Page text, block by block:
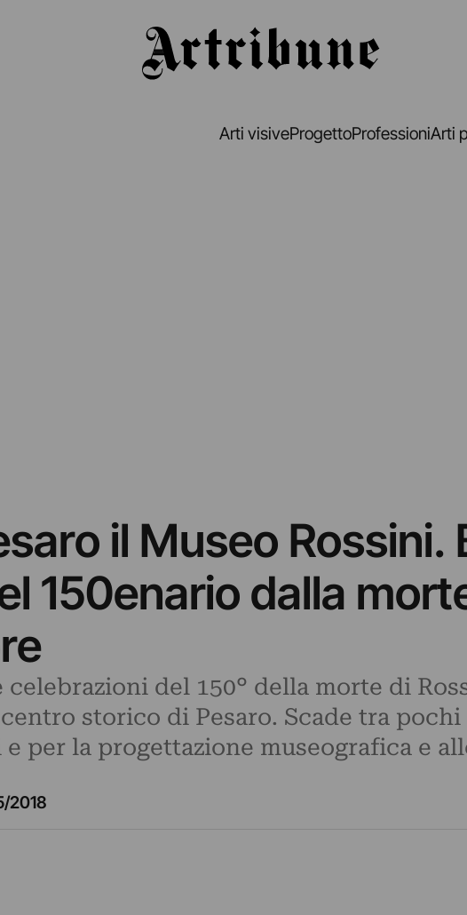
Arti visiveProgettoProfessioniArti
il Museo Rossini.
150enario dalla
del 150° della morte di
storico di Pesaro. Scade tra
per la progettazione museografica e
2018